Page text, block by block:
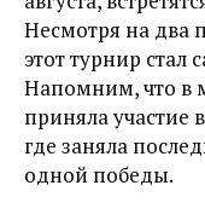
Несмотря на два
этот турнир
Напомним, что в
приняла участие
где заняла
одной победы.